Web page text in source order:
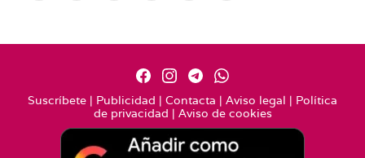
Suscríbete | Publicidad | Contacta | Aviso legal | Política
de privacidad | Aviso de cookies